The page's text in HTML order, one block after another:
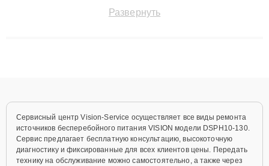
сохранением гарантии до 3 лет. Наши мастера решают
Развернуть
Сервисный центр Vision-Service осуществляет все виды ремонта
источников бесперебойного питания VISION модели DSPH10-130.
Сервис предлагает бесплатную консультацию, высокоточную
диагностику и фиксированные для всех клиентов цены. Передать
технику на обслуживание можно самостоятельно, а также через